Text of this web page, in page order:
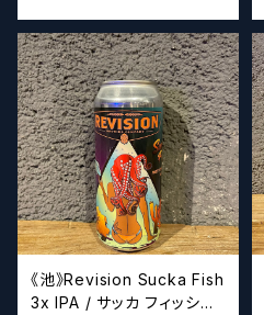
《池》Revision Sucka Fish
3x IPA / サッカ フィッシュ